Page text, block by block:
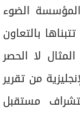
المؤسسة الضوء
بالتعاون
لا الحصر
من تقرير
مستقبل